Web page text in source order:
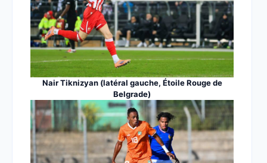
Nair Tiknizyan (latéral gauche, Étoile Rouge de
Belgrade)